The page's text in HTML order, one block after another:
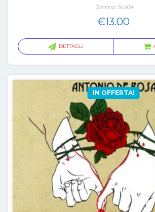
Tonino Scala
€13.00
DETTAGLI
IN OFFERTA!